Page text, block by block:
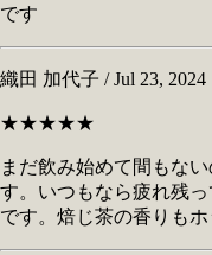
です
織田 加代子 / Jul 23, 2024
★★★★★
まだ飲み始めて間もな
す。いつもなら疲れ残
です。焙じ茶の香りもホ